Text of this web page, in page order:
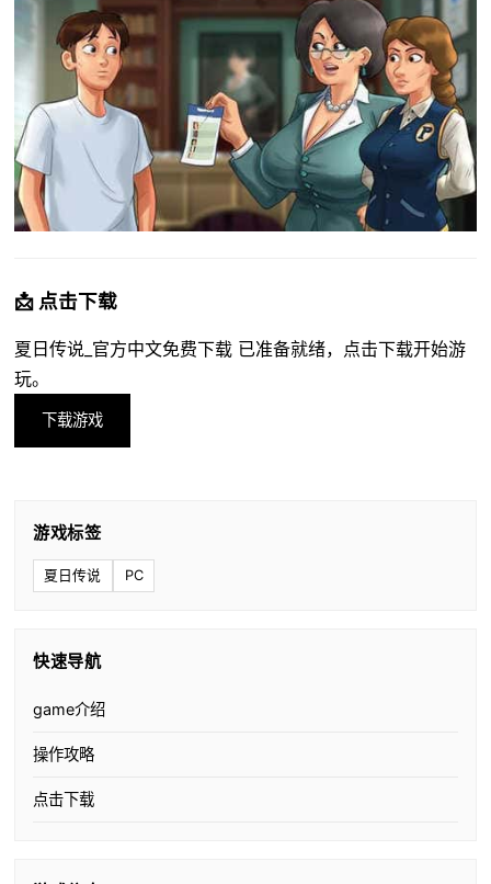
📩 点击下载
夏日传说_官方中文免费下载 已准备就绪，点击下载开始游
玩。
下载游戏
游戏标签
夏日传说 PC
快速导航
game介绍
操作攻略
点击下载